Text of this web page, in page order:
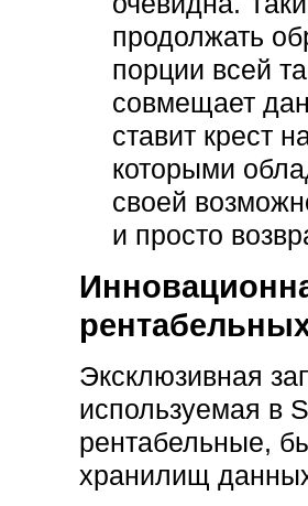
продолжать
порции всей
совмещает
ставит крест
которыми
своей
и просто
Эксклюзивная
используемая в
рентабельные,
хранилищ